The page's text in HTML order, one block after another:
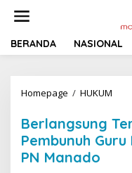
t
BERANDA NASIONAL
Homepage / HUKUM
r
a
Berlangsung
Pembunuh
PN Manado